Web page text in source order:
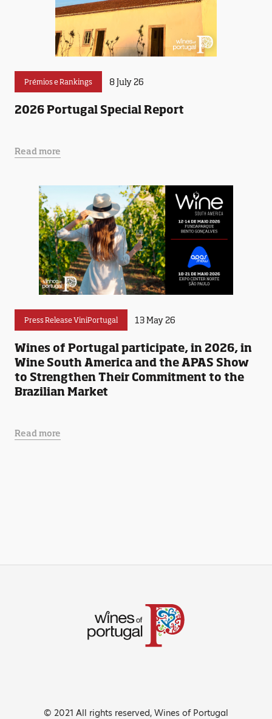
Prémios e Rankings 8 July 26
2026 Portugal Special Report
Read more
Press Release ViniPortugal 13 May 26
Wines of Portugal participate, in 2026, in
Wine South America and the APAS Show
to Strengthen Their Commitment to the
Brazilian Market
Read more
© 2021 All rights reserved, Wines of Portugal